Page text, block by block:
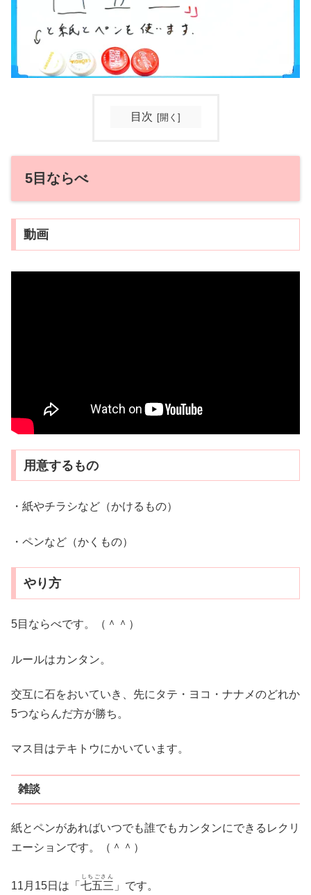
目次
5目ならべ
動画
用意するもの
・紙やチラシなど（かけるもの）
・ペンなど（かくもの）
やり方
5目ならべです。（＾＾）
ルールはカンタン。
交互に石をおいていき、先にタテ・ヨコ・ナナメのどれか
5つならんだ方が勝ち。
マス目はテキトウにかいています。
雑談
紙とペンがあればいつでも誰でもカンタンにできるレクリ
エーションです。（＾＾）
11月15日は「 七五三
しちごさん
」です。